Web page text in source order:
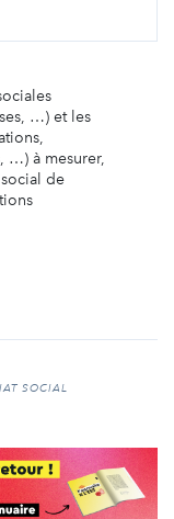
…) et les
…) à mesurer,
de
SOCIAL